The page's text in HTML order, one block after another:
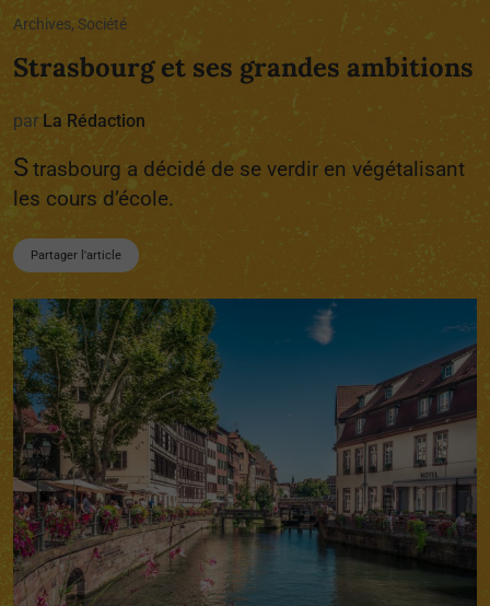
Archives, Société
Strasbourg et ses grandes ambitions
par La Rédaction
Strasbourg a décidé de se verdir en végétalisant
les cours d’école.
Partager l'article